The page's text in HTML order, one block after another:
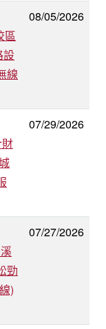
區
設
線
08/05/2026
07/29/2026
勁
)
07/27/2026